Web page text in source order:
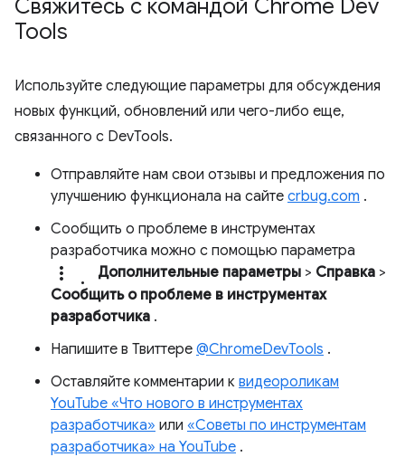
Свяжитесь с командой Chrome Dev
Tools
Используйте следующие параметры для обсуждения
новых функций, обновлений или чего-либо еще,
связанного с DevTools.
Отправляйте нам свои отзывы и предложения по
улучшению функционала на сайте crbug.com .
Сообщить о проблеме в инструментах
разработчика можно с помощью параметра
more_vert. Дополнительные параметры > Справка >
Сообщить о проблеме в инструментах
разработчика .
Напишите в Твиттере @ChromeDevTools .
Оставляйте комментарии к видеороликам
YouTube «Что нового в инструментах
разработчика» или «Советы по инструментам
разработчика» на YouTube .